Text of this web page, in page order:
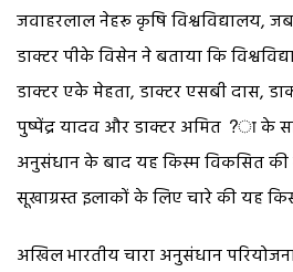
जवाहरलाल नेहरू कृषि विश्वविद्यालय,
डाक्टर पीके विसेन ने बताया कि
डाक्टर एके मेहता, डाक्टर एसबी दास,
पुष्पेंद्र यादव और डाक्टर अमित ?ा के
अनुसंधान के बाद यह किस्म विकसित की
सूखाग्रस्त इलाकों के लिए चारे की यह
अखिल भारतीय चारा अनुसंधान